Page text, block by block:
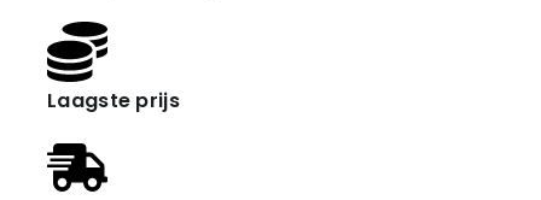
Laagste prijs